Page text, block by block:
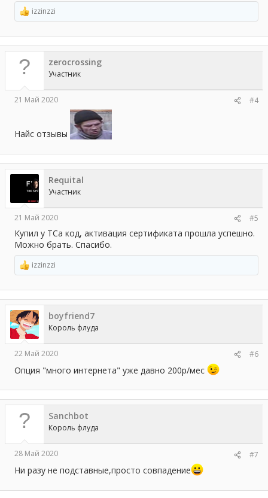
Р
е
а
к
ц
и
и
izzinzzi
zerocrossing
Участник
21 Май 2020 #4
Найс отзывы
Requital
Участник
21 Май 2020 #5
Купил у ТСа код, активация сертификата прошла успешно.
Можно брать. Спасибо.
Р
е
а
к
ц
и
и
:
izzinzzi
boyfriend7
Король флуда
22 Май 2020 #6
Опция "много интернета" уже давно 200р/мес
Sanchbot
Король флуда
28 Май 2020 #7
Ни разу не подставные,просто совпадение